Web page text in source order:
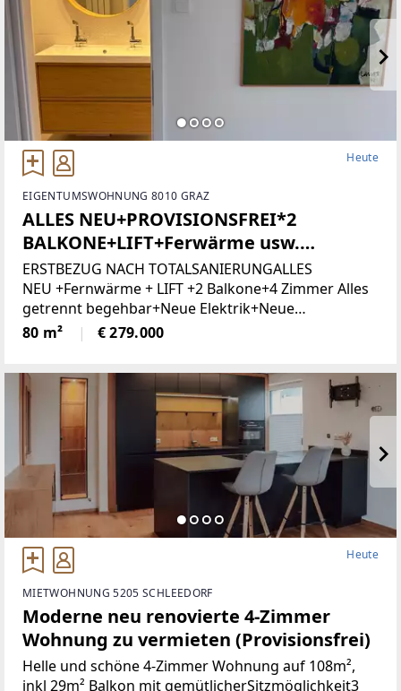
Heute
EIGENTUMSWOHNUNG 8010 GRAZ
ALLES NEU+PROVISIONSFREI*2
BALKONE+LIFT+Ferwärme usw.
(Provisionsfrei)
ERSTBEZUG NACH TOTALSANIERUNGALLES
NEU +Fernwärme + LIFT +2 Balkone+4 Zimmer Alles
getrennt begehbar+Neue Elektrik+Neue
Türen+Neues Bad+Neuer Parkett+Neue
80 m² € 279.000
Heute
MIETWOHNUNG 5205 SCHLEEDORF
Moderne neu renovierte 4-Zimmer
Wohnung zu vermieten (Provisionsfrei)
Helle und schöne 4-Zimmer Wohnung auf 108m²,
inkl 29m² Balkon mit gemütlicherSitzmöglichkeit3